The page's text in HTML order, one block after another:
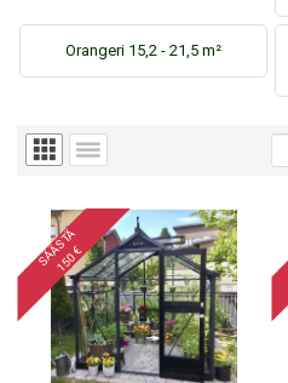
Orangeri 15,2 - 21,5 m²
S
Ä
Ä
S
T
Ä
1
5
0
€